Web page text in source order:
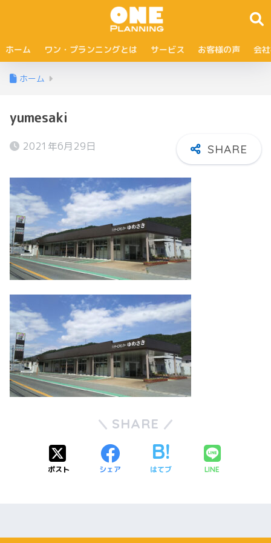
ホーム ワン・プランニングとは サービス お客様の声 会
ホーム
yumesaki
2021年6月29日
SHARE
ポスト シェア はてブ LINE